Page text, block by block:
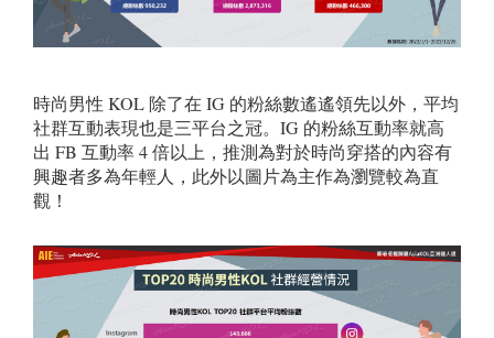
時尚男性 KOL 除了在 IG 的粉絲數遙遙領先以外，平均
社群互動表現也是三平台之冠。IG 的粉絲互動率就高
出 FB 互動率 4 倍以上，推測為對於時尚穿搭的內容有
興趣者多為年輕人，此外以圖片為主作為瀏覽較為直
觀！